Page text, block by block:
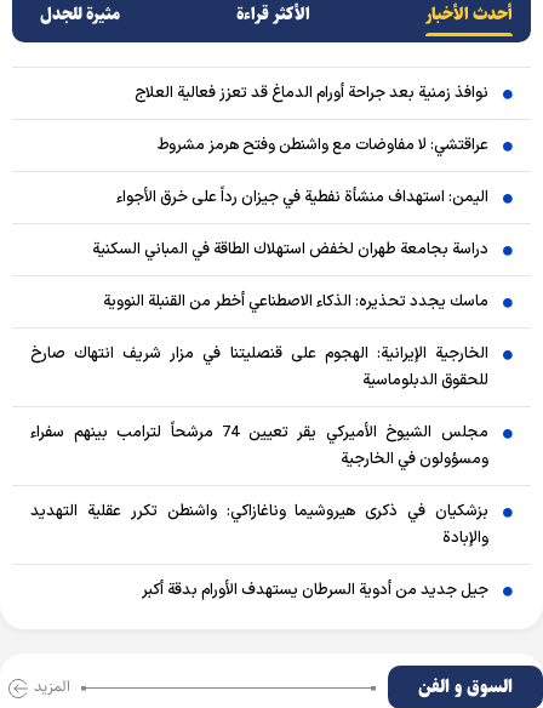
أحدث الأخبار الأکثر قراءة مثيرة للجدل
نوافذ زمنية بعد جراحة أورام الدماغ قد تعزز فعالية العلاج
عراقتشي: لا مفاوضات مع واشنطن وفتح هرمز مشروط
اليمن: استهداف منشأة نفطية في جيزان رداً على خرق الأجواء
دراسة بجامعة طهران لخفض استهلاك الطاقة في المباني السكنية
ماسك يجدد تحذيره: الذكاء الاصطناعي أخطر من القنبلة النووية
الخارجية الإيرانية: الهجوم على قنصليتنا في مزار شريف انتهاك صارخ
للحقوق الدبلوماسية
مجلس الشيوخ الأميركي يقر تعيين 74 مرشحاً لترامب بينهم سفراء
ومسؤولون في الخارجية
بزشكيان في ذكرى هيروشيما وناغازاكي: واشنطن تكرر عقلية التهديد
والإبادة
جيل جديد من أدوية السرطان يستهدف الأورام بدقة أكبر
السوق و الفن المزید